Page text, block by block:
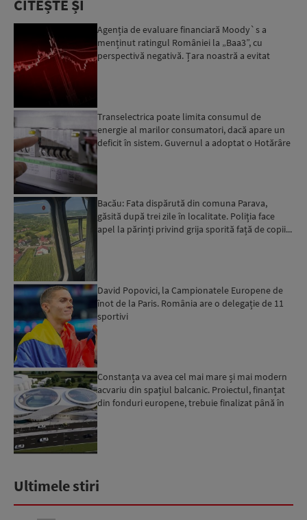
CITEȘTE ȘI
Agenția de evaluare financiară Moody`s a
menținut ratingul României la „Baa3”, cu
perspectivă negativă. Țara noastră a evitat
Transelectrica poate limita consumul de
energie al marilor consumatori, dacă apare un
deficit în sistem. Guvernul a adoptat o Hotărâre
Bacău: Fata dispărută din comuna Parava,
găsită după trei zile în localitate. Poliția face
apel la părinți privind grija sporită față de copii...
David Popovici, la Campionatele Europene de
înot de la Paris. România are o delegație de 11
sportivi
Constanța va avea cel mai mare și mai modern
acvariu din spațiul balcanic. Proiectul, finanțat
din fonduri europene, trebuie finalizat până în
Ultimele stiri